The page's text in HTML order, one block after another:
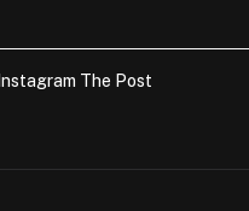
Instagram The Post